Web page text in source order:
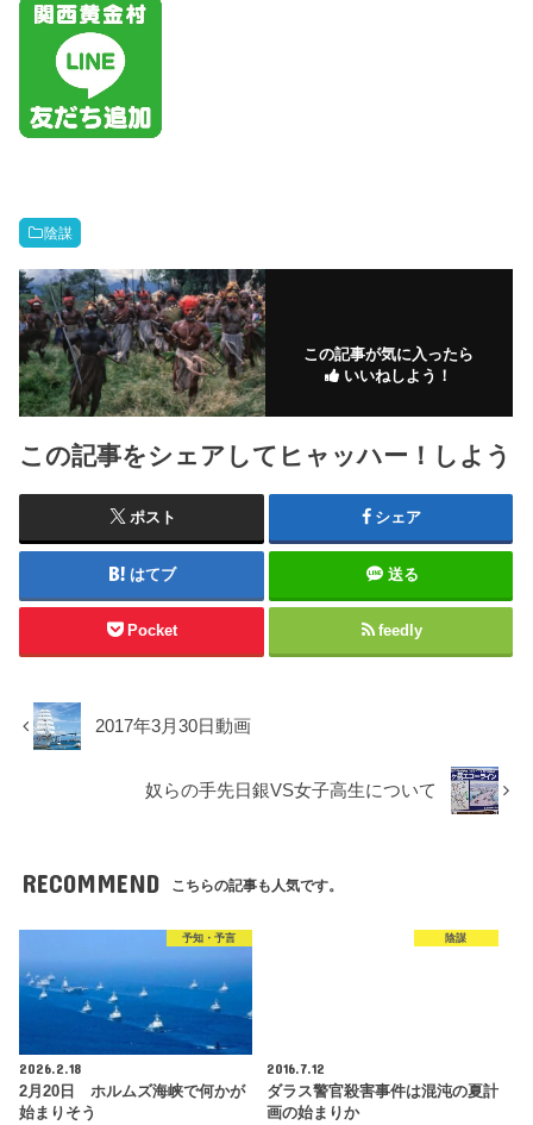
陰謀
この記事が気に入ったら
いいねしよう！
この記事をシェアしてヒャッハー！しよう
ポスト シェア
はてブ 送る
Pocket feedly
2017年3月30日動画
奴らの手先日銀VS女子高生について
RECOMMEND こちらの記事も人気です。
予知・予言
2026.2.18
2月20日 ホルムズ海峡で何かが
始まりそう
陰謀
2016.7.12
ダラス警官殺害事件は混沌の夏計
画の始まりか